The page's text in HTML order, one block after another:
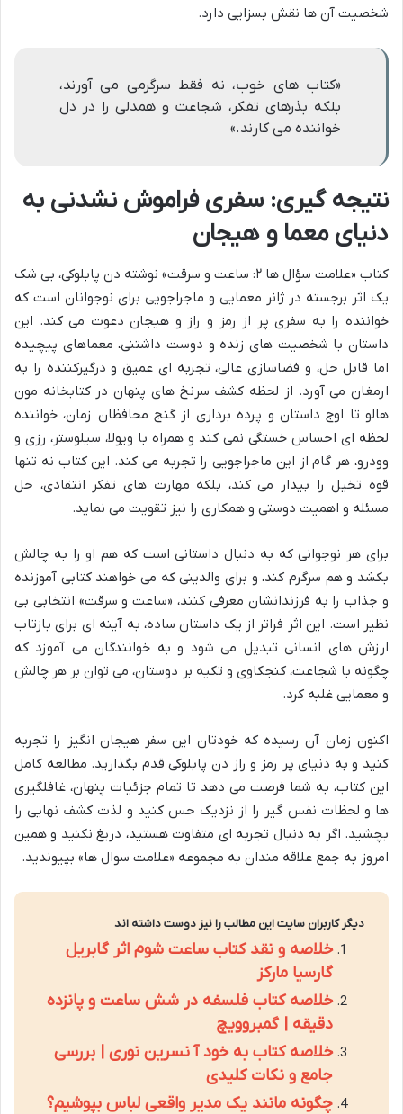
شخصیت آن ها نقش بسزایی دارد.
«کتاب های خوب، نه فقط سرگرمی می آورند،
بلکه بذرهای تفکر، شجاعت و همدلی را در دل
خواننده می کارند.»
نتیجه گیری: سفری فراموش نشدنی به
دنیای معما و هیجان
کتاب «علامت سؤال ها ۲: ساعت و سرقت» نوشته دن پابلوکی، بی شک
یک اثر برجسته در ژانر معمایی و ماجراجویی برای نوجوانان است که
خواننده را به سفری پر از رمز و راز و هیجان دعوت می کند. این
داستان با شخصیت های زنده و دوست داشتنی، معماهای پیچیده
اما قابل حل، و فضاسازی عالی، تجربه ای عمیق و درگیرکننده را به
ارمغان می آورد. از لحظه کشف سرنخ های پنهان در کتابخانه مون
هالو تا اوج داستان و پرده برداری از گنج محافظان زمان، خواننده
لحظه ای احساس خستگی نمی کند و همراه با ویولا، سیلوستر، رزی و
وودرو، هر گام از این ماجراجویی را تجربه می کند. این کتاب نه تنها
قوه تخیل را بیدار می کند، بلکه مهارت های تفکر انتقادی، حل
مسئله و اهمیت دوستی و همکاری را نیز تقویت می نماید.
برای هر نوجوانی که به دنبال داستانی است که هم او را به چالش
بکشد و هم سرگرم کند، و برای والدینی که می خواهند کتابی آموزنده
و جذاب را به فرزندانشان معرفی کنند، «ساعت و سرقت» انتخابی بی
نظیر است. این اثر فراتر از یک داستان ساده، به آینه ای برای بازتاب
ارزش های انسانی تبدیل می شود و به خوانندگان می آموزد که
چگونه با شجاعت، کنجکاوی و تکیه بر دوستان، می توان بر هر چالش
و معمایی غلبه کرد.
اکنون زمان آن رسیده که خودتان این سفر هیجان انگیز را تجربه
کنید و به دنیای پر رمز و راز دن پابلوکی قدم بگذارید. مطالعه کامل
این کتاب، به شما فرصت می دهد تا تمام جزئیات پنهان، غافلگیری
ها و لحظات نفس گیر را از نزدیک حس کنید و لذت کشف نهایی را
بچشید. اگر به دنبال تجربه ای متفاوت هستید، دریغ نکنید و همین
امروز به جمع علاقه مندان به مجموعه «علامت سوال ها» بپیوندید.
دیگر کاربران سایت این مطالب را نیز دوست داشته اند
خلاصه و نقد کتاب ساعت شوم اثر گابریل
گارسیا مارکز
خلاصه کتاب فلسفه در شش ساعت و پانزده
دقیقه | گمبروویچ
خلاصه کتاب به خود آ نسرین نوری | بررسی
جامع و نکات کلیدی
چگونه مانند یک مدیر واقعی لباس بپوشیم؟